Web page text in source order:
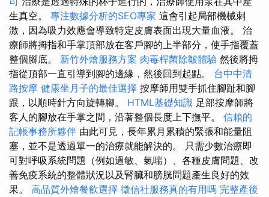
生真空。 專注數據分析的SEO專家 這會引起局部機械刺
激，因為吸力效應會導致特定皮膚表面出現大量血液。 治
療師將拇指和手掌頂部放在客戶腳的上半部分，使手指覆蓋
整個腳底。 新竹外燴服務方案 肉毒桿菌除皺體驗 然後將拇
指從頂部一直引導到腳的邊緣，然後回到起點。 台中中清
路按摩 健康坐月子的最佳選擇 按摩師用雙手抓住腳趾和腳
跟，以順時針方向旋轉腳。 HTML基礎知識 足部按摩師將
客人的腳放在手掌之間，沿著整個長度上下撫平。 信賴的
記帳事務所夥伴 由此可見，長年累月累積的緊張和能量阻
塞，並不是透過單一的治療就能解決的。 只需少數治療即
可對呼吸系統問題（例如過敏、氣喘）、各種皮膚問題、改
善免疫系統的整體狀況以及腎臟和膀胱問題產生良好的效
果。 高品質外燴餐飲選擇 徵信社服務真的有用嗎 完整產後